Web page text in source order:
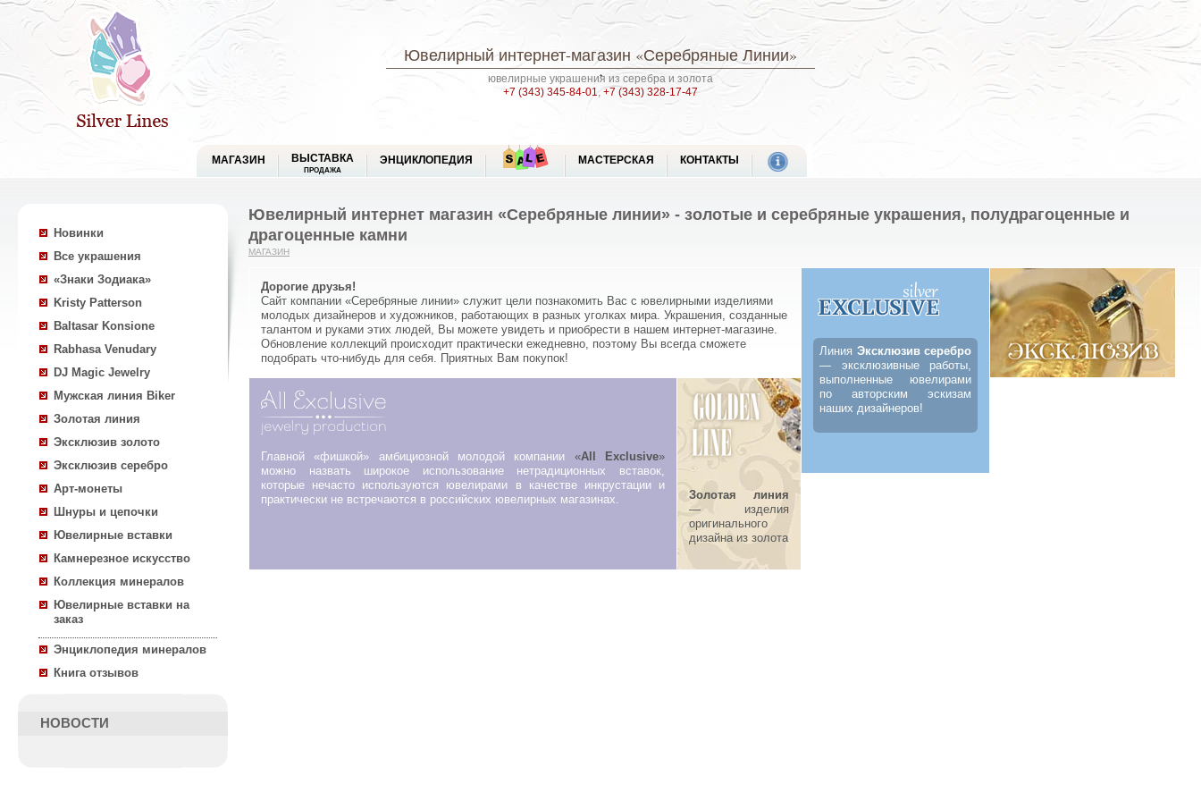
Ювелирный интернет-магазин «Серебряные Линии»
ювелирные украшения из серебра и золота
+7 (343) 345-84-01, +7 (343) 328-17-47
МАГАЗИН ВЫСТАВКА
ПРОДАЖА
ЭНЦИКЛОПЕДИЯ МАСТЕРСКАЯ КОНТАКТЫ
Новинки
Все украшения
«Знаки Зодиака»
Kristy Patterson
Baltasar Konsione
Rabhasa Venudary
DJ Magic Jewelry
Мужская линия Biker
Золотая линия
Эксклюзив золото
Эксклюзив серебро
Арт-монеты
Шнуры и цепочки
Ювелирные вставки
Камнерезное искусство
Коллекция минералов
Ювелирные вставки на
заказ
Энциклопедия минералов
Книга отзывов
НОВОСТИ
Ювелирный интернет магазин «Серебряные линии» - золотые и серебряные украшения, полудрагоценные и
драгоценные камни
МАГАЗИН
Дорогие друзья!
Сайт компании «Серебряные линии» служит цели познакомить Вас с ювелирными изделиями
молодых дизайнеров и художников, работающих в разных уголках мира. Украшения, созданные
талантом и руками этих людей, Вы можете увидеть и приобрести в нашем интернет-магазине.
Обновление коллекций происходит практически ежедневно, поэтому Вы всегда сможете
подобрать что-нибудь для себя. Приятных Вам покупок!
Линия Эксклюзив серебро
— эксклюзивные работы,
выполненные ювелирами
по авторским эскизам
наших дизайнеров!
Главной «фишкой» амбициозной молодой компании «All Exclusive»
можно назвать широкое использование нетрадиционных вставок,
которые нечасто используются ювелирами в качестве инкрустации и
практически не встречаются в российских ювелирных магазинах.
Золотая линия
— изделия
оригинального
дизайна из золота